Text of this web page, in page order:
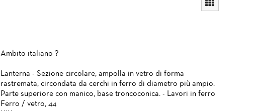
Ambito italiano ?
Lanterna - Sezione circolare, ampolla in vetro di forma
rastremata, circondata da cerchi in ferro di diametro più ampio.
Parte superiore con manico, base troncoconica. - Lavori in ferro
Ferro / vetro, 44